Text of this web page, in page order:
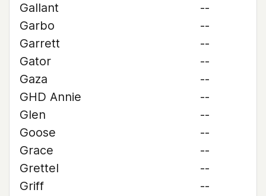
Gallant
--
Garbo
--
Garrett
--
Gator
--
Gaza
--
GHD Annie
--
Glen
--
Goose
--
Grace
--
Grettel
--
Griff
--